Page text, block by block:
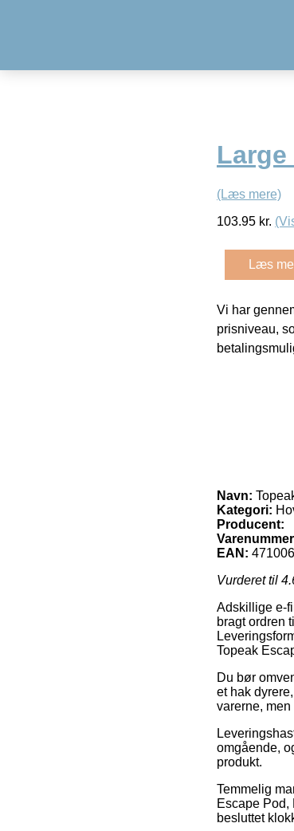
(Læs mere)
103.95 kr.
Læs
Vi har
prisniveau,
Navn:
Kategori:
Producent:
EAN:
Vurderet til
Adskillige e-
bragt ordren
Topeak
Du bør
et hak
varerne,
omgående,
produkt.
Temmelig
Escape
besluttet